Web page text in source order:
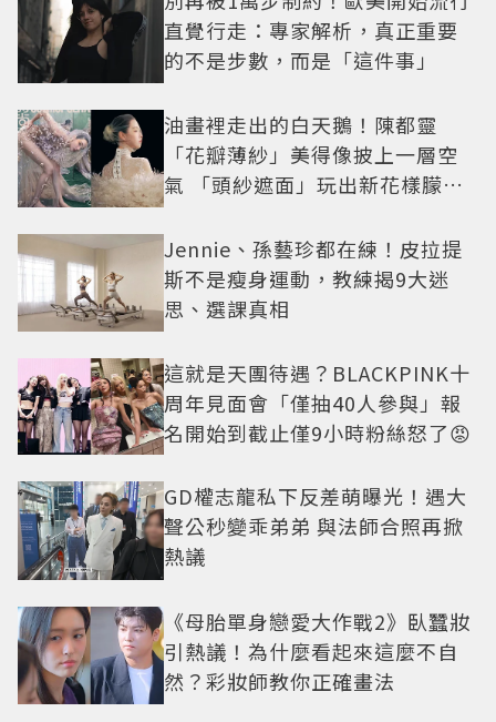
直覺行走：專家解析，真正重要
的不是步數，而是「這件事」
油畫裡走出的白天鵝！陳都靈
「花瓣薄紗」美得像披上一層空
氣 「頭紗遮面」玩出新花樣朦朧
Jennie、孫藝珍都在練！皮拉提
斯不是瘦身運動，教練揭9大迷
思、選課真相
這就是天團待遇？BLACKPINK十
周年見面會「僅抽40人參與」報
名開始到截止僅9小時粉絲怒了😡
GD權志龍私下反差萌曝光！遇大
聲公秒變乖弟弟 與法師合照再掀
熱議
《母胎單身戀愛大作戰2》臥蠶妝
引熱議！為什麼看起來這麼不自
然？彩妝師教你正確畫法